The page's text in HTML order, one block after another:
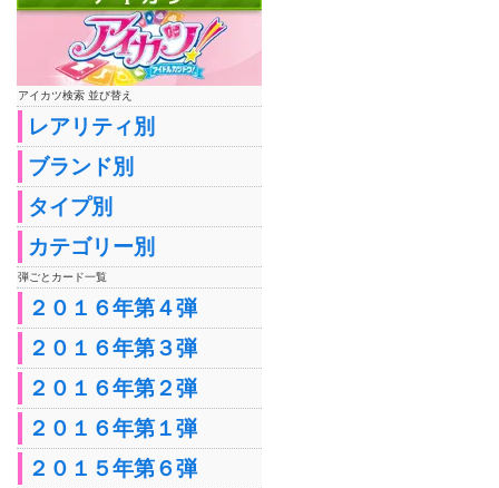
アイカツ検索 並び替え
レアリティ別
ブランド別
タイプ別
カテゴリー別
弾ごとカード一覧
２０１６年第４弾
２０１６年第３弾
２０１６年第２弾
２０１６年第１弾
２０１５年第６弾